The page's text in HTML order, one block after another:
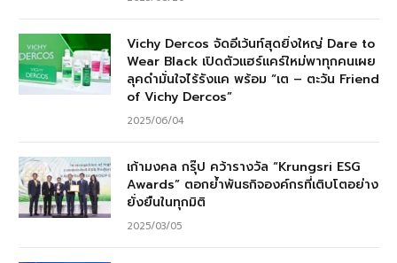
Vichy Dercos จัดอีเว้นท์สุดยิ่งใหญ่ Dare to
Wear Black เปิดตัวแฮร์แคร์ใหม่พาทุกคนเผย
ลุคดำมั่นใจไร้รังแค พร้อม “เต – ตะวัน Friend
of Vichy Dercos”
2025/06/04
เก้ามงคล กรุ๊ป คว้ารางวัล “Krungsri ESG
Awards” ตอกย้ำพันธกิจองค์กรที่เติบโตอย่าง
ยั่งยืนในทุกมิติ
2025/03/05